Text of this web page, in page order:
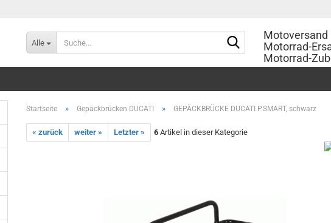
Alle
Suche...Motoversand
Motorrad-
Motorrad-
Startseite » Gepäckbrücken DUCATI » GEPÄCKBRÜCKE DUCATI P.SMART, schwarz
« zurück weiter » Letzter » 6Artikel in dieser Kategorie